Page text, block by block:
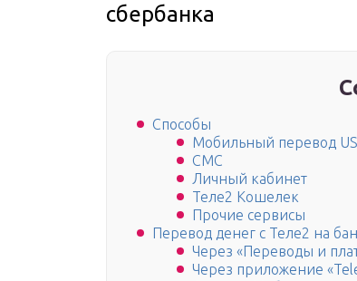
сбербанка
Способы
Мобильный перевод
СМС
Личный кабинет
Теле2 Кошелек
Прочие сервисы
Перевод денег с Теле2 на
Через «Переводы и
Через приложение